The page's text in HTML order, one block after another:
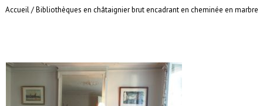
Accueil/Bibliothèques en châtaignier brut encadrant en cheminée en marbre